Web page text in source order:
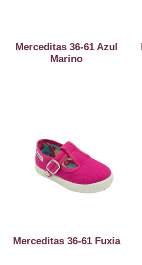
Merceditas 36-61 Azul
Marino
Merceditas 36-61 Fuxia